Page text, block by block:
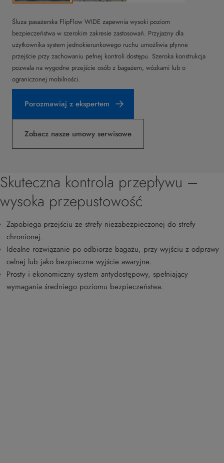
Śluza pasażerska FlipFlow WIDE zapewnia wysoki poziom
bezpieczeństwa w szerokim zakresie zastosowań. Przyjazny dla
użytkownika system jednokierunkowego ruchu umożliwia płynne
przejście przy zachowaniu pełnej kontroli dostępu. Szeroka konstrukcja
pozwala na wygodne przejście osób z bagażem, wózkami lub o
ograniczonej mobilności.
Porozmawiaj z ekspertem
Zobacz nasze umowy serwisowe
Skuteczna kontrola przepływu –
wysoka przepustowość
Zapobiega przejściu ze strefy niezabezpieczonej do strefy
chronionej.
Idealne rozwiązanie po odbiorze bagażu, przy wyjściu z odprawy
celnej lub jako bezpieczne wyjście awaryjne.
Prosty i ekonomiczny system antydostępowy, spełniający
wymagania średniego poziomu bezpieczeństwa.